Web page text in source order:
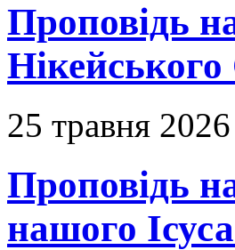
Проповідь
25 травня 2026
Проповідь
нашого